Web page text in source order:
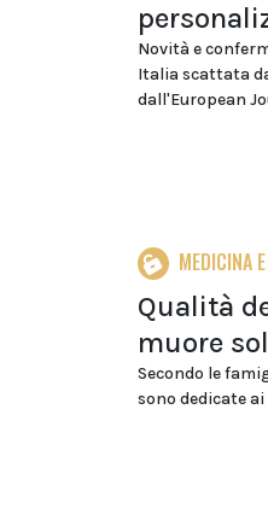
Novità e
Italia scattata
dall'European
MEDICINA
Qualità
muore
Secondo le
sono dedicate